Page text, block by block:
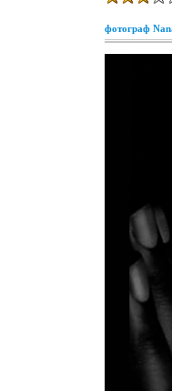
фотограф